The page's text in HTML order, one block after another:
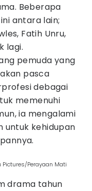
Beberapa
antara lain;
Fatih Unru,
lagi.
pemuda yang
pasca
debagai
memenuhi
ia mengalami
untuk kehidupan
Perayaan Mati
drama tahun